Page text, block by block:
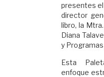
presentes el
director
libro, la
Diana
y Programas
Esta
enfoque